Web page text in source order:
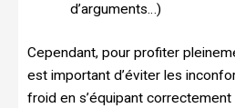
d’arguments…)
Cependant, pour profiter
est important d’éviter les
froid en s’équipant